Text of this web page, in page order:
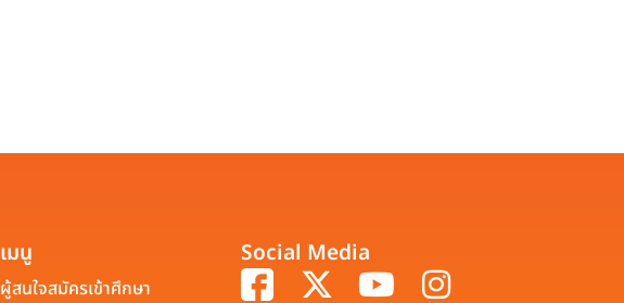
เมนู
ผู้สนใจสมัครเข้าศึกษา
Social Media